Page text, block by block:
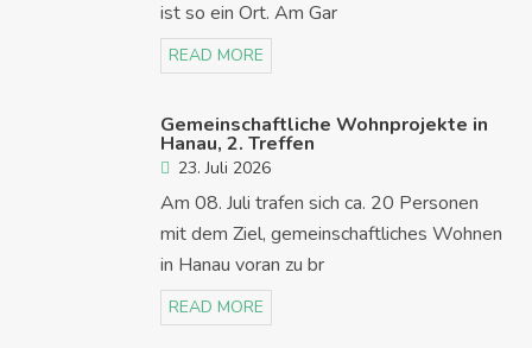
ist so ein Ort. Am Gar
READ MORE
Gemeinschaftliche Wohnprojekte in
Hanau, 2. Treffen
23. Juli 2026
Am 08. Juli trafen sich ca. 20 Personen
mit dem Ziel, gemeinschaftliches Wohnen
in Hanau voran zu br
READ MORE